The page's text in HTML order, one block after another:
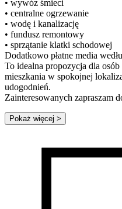
• wywóz śmieci
• centralne ogrzewanie
• wodę i kanalizację
• fundusz remontowy
• sprzątanie klatki schodowej
Dodatkowo płatne media
To idealna propozycja dla
mieszkania w spokojnej
udogodnień.
Zainteresowanych zapraszam
Pokaż więcej >